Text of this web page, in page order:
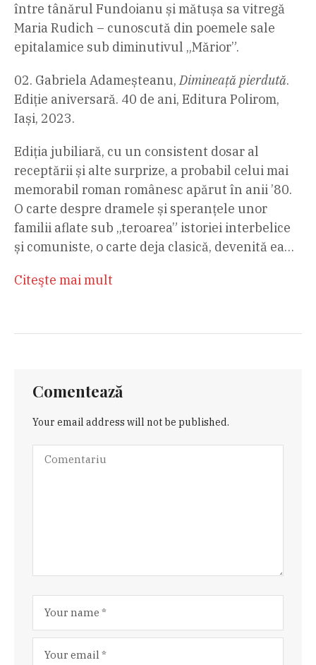
între tânărul Fundoianu și mătușa sa vitregă
Maria Rudich – cunoscută din poemele sale
epitalamice sub diminutivul „Mărior”.
Gabriela Adameșteanu,Dimineață pierdută.
Ediție aniversară. 40 de ani, Editura Polirom,
Iași, 2023.
Ediția jubiliară, cu un consistent dosar al
receptării și alte surprize, a probabil celui mai
memorabil roman românesc apărut în anii ’80.
O carte despre dramele și speranțele unor
familii aflate sub „teroarea” istoriei interbelice
și comuniste, o carte deja clasică, devenită ea…
Citeşte mai mult
Comentează
Your email address will not be published.